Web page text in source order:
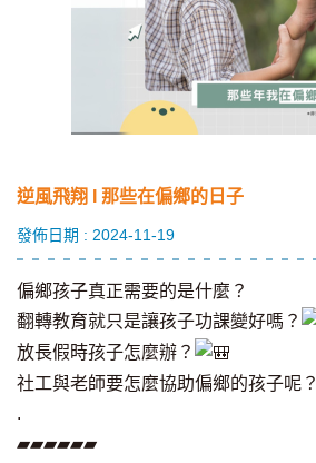
逆風飛翔 I 那些在偏鄉的日子
發佈日期 : 2024-11-19
偏鄉孩子真正需要的是什麼？
翻轉教育就只是讓孩子功課變好嗎？
放長假時孩子怎麼辦？
社工與老師要怎麼協助偏鄉的孩子呢？
.
▰▰▰▰▰▰